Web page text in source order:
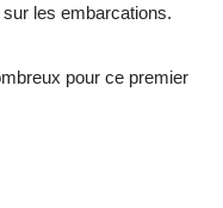
les embarcations.
pour ce premier